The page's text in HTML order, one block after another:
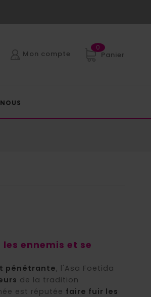
Panier
0
Mon compte
ennemis et se
pénétrante, l'Asa Foetida
de la tradition
est réputée faire fuir les